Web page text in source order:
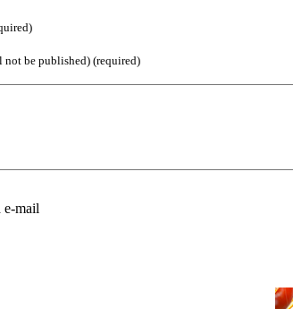
be published) (required)
mail